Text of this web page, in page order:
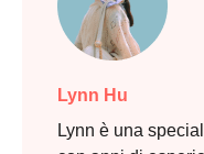
Lynn Hu
Lynn è una